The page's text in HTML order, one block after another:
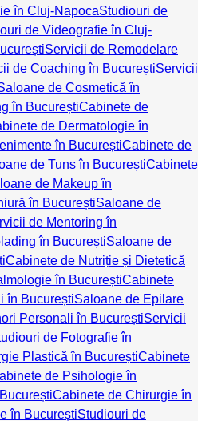
în Cluj-NapocaStudiouri de
de Videografie în Cluj-
Servicii de Remodelare
de Coaching în BucureștiServicii
de Cosmetică în
în BucureștiCabinete de
de Dermatologie în
în BucureștiCabinete de
de Tuns în BucureștiCabinete
de Makeup în
în BucureștiSaloane de
de Mentoring în
în BucureștiSaloane de
Cabinete de Nutriție și Dietetică
în BucureștiCabinete
în BucureștiSaloane de Epilare
Personali în BucureștiServicii
de Fotografie în
Plastică în BucureștiCabinete
de Psihologie în
Cabinete de Chirurgie în
în BucureștiStudiouri de